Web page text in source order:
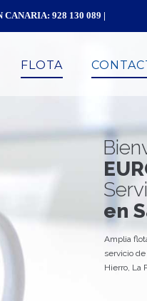
928 130 089 |
FLOTA
en
Amplia
servicio
Hierro, La